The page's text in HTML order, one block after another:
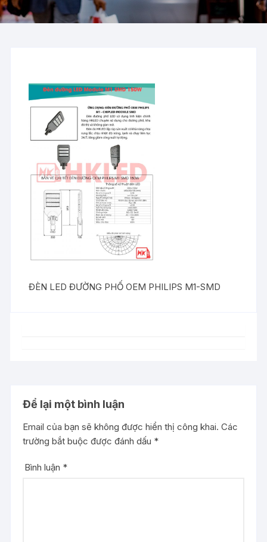
ĐÈN LED ĐƯỜNG PHỐ OEM PHILIPS M1-SMD
Để lại một bình luận
Email của bạn sẽ không được hiển thị công khai. Các
trường bắt buộc được đánh dấu *
Bình luận *